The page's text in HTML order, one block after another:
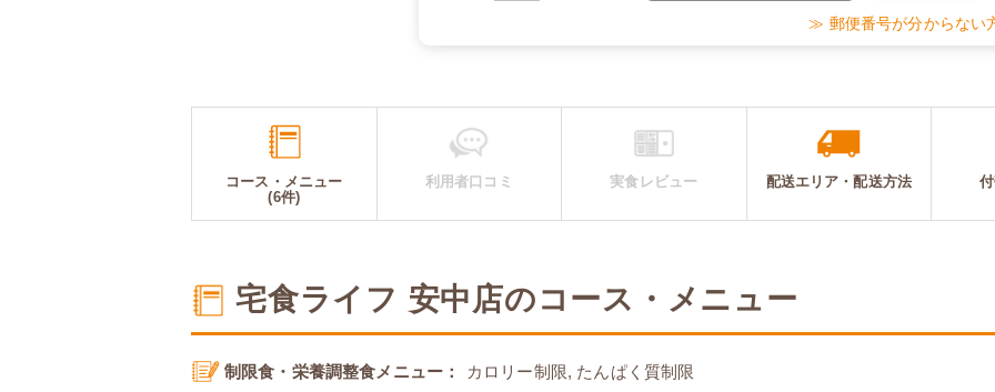
≫ 郵便番号が分からない
コース・メニュー
(6件)
利用者口コミ 実食レビュー 配送エリア・配送方法
宅食ライフ 安中店のコース・メニュー
制限食・栄養調整食メニュー： カロリー制限, たんぱく質制限